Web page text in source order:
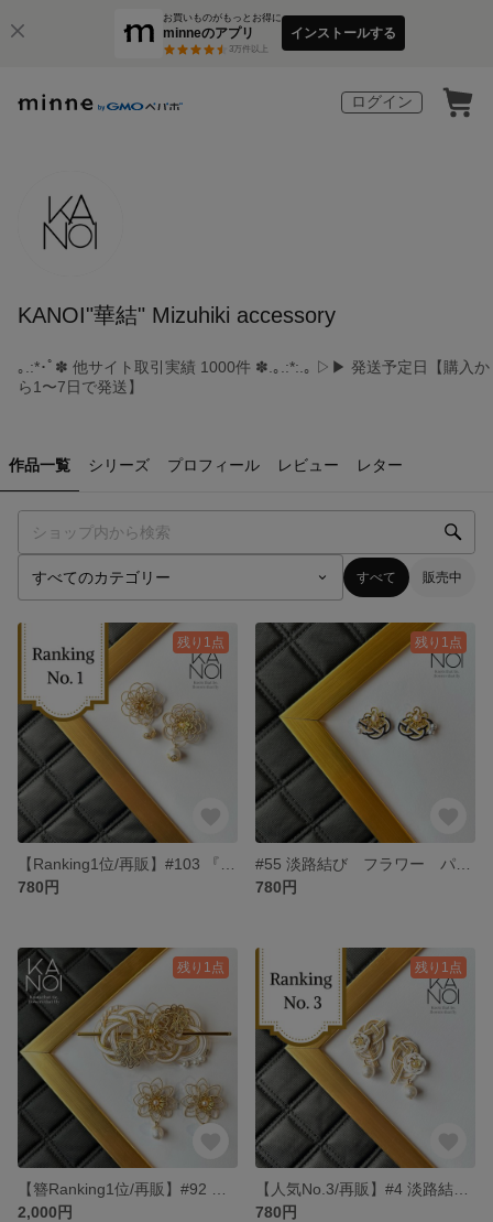
お買いものがもっとお得に
minneのアプリ
3万件以上
インストールする
ログイン
KANOI"華結" Mizuhiki accessory
｡.:*･ﾟ✽ 他サイト取引実績 1000件 ✽.｡.:*:.｡ ▷▶ 発送予定日【購入か
ら1〜7日で発送】
作品一覧 シリーズ プロフィール レビュー レター
すべて 販売中
残り1点
780円
残り1点
780円
残り1点
2,000円
残り1点
780円